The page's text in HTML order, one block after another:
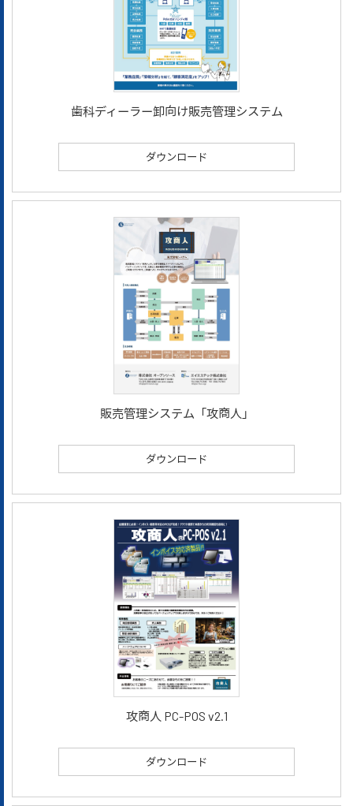
歯科ディーラー卸向け販売管理システム
ダウンロード
販売管理システム「攻商人」
ダウンロード
攻商人 PC-POS v2.1
ダウンロード